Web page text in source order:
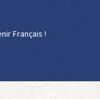
Français !